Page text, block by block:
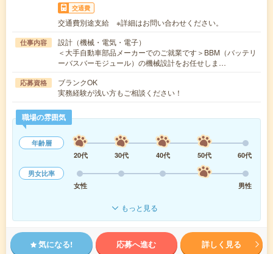
交通費
交通費別途支給 ※詳細はお問い合わせください。
仕事内容
設計（機械・電気・電子）
＜大手自動車部品メーカーでのご就業です＞BBM（バッテリ
ーバスバーモジュール）の機械設計をお任せしま…
応募資格
ブランクOK
実務経験が浅い方もご相談ください！
職場の雰囲気
年齢層
20代
30代 40代 50代
60代
男女比率
女性
男性
もっと見る
気になる! 応募へ進む 詳しく見る